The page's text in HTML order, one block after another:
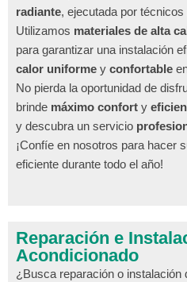
radiante, ejecutada por
Utilizamos materiales de alta
para garantizar una instalación
calor uniforme y confortable
No pierda la oportunidad de
brinde máximo confort y
y descubra un servicio
¡Confíe en nosotros para hacer
eficiente durante todo el año!
Reparación e
Acondicionado
¿Busca reparación o instalación